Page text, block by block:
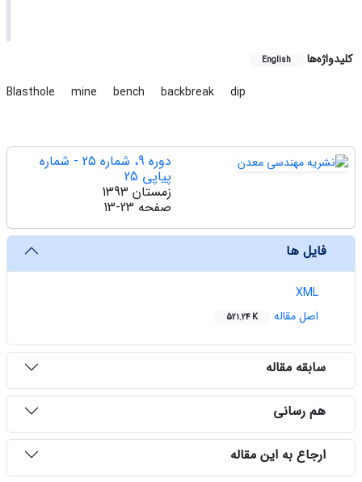
کلیدواژه‌ها English
Blasthole mine bench backbreak dip
دوره 9، شماره 25 - شماره
پیاپی 25
زمستان 1393
صفحه 13-23
فایل ها
XML
اصل مقاله
521.24 K
سابقه مقاله
هم رسانی
ارجاع به این مقاله